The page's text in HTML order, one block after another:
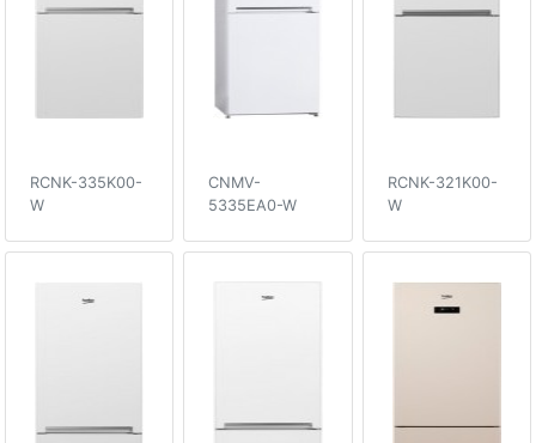
RCNK-335K00-
W
CNMV-
5335EA0-W
RCNK-321K00-
W